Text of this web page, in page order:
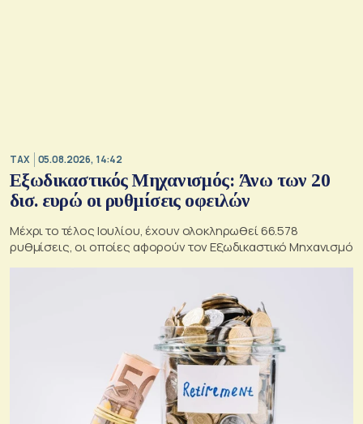
TAX 05.08.2026, 14:42
Εξωδικαστικός Μηχανισμός: Άνω των 20
δισ. ευρώ οι ρυθμίσεις οφειλών
Μέχρι το τέλος Ιουλίου, έχουν ολοκληρωθεί 66.578
ρυθμίσεις, οι οποίες αφορούν τον Εξωδικαστικό Μηχανισμό